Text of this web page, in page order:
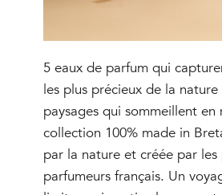
5 eaux de parfum qui
les plus précieux de la
paysages qui sommeillent en
collection 100% made in
par la nature et créée par les
parfumeurs français. Un